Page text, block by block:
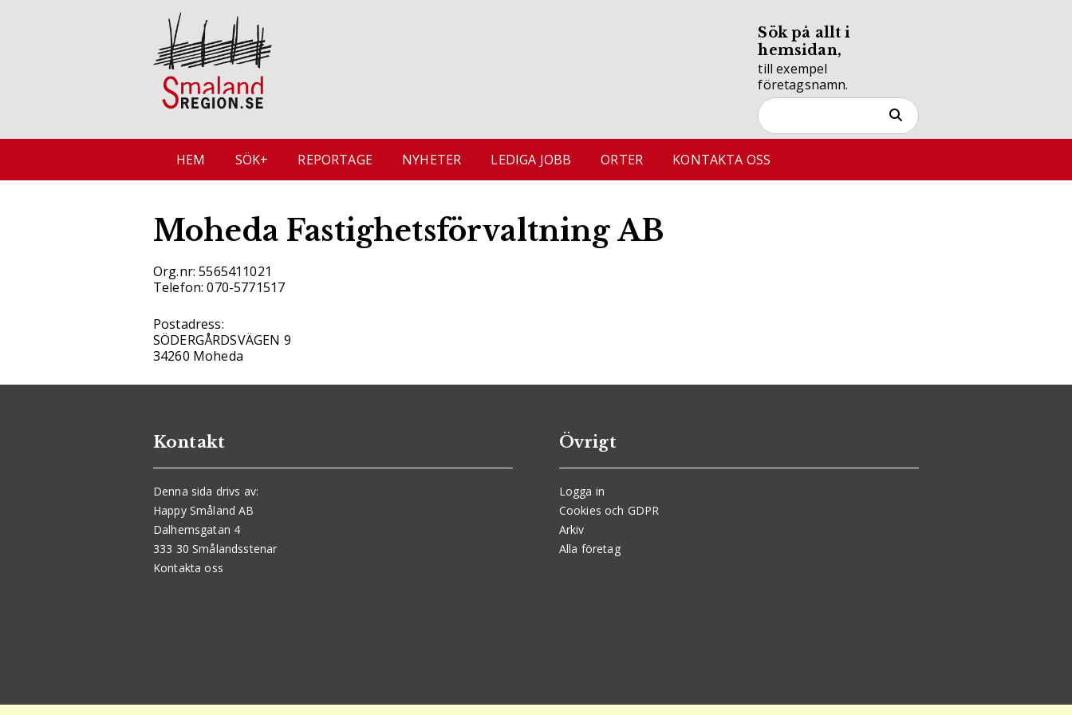
Sök på allt i
hemsidan,
till exempel
företagsnamn.
HEM SÖK+ REPORTAGE NYHETER LEDIGA JOBB ORTER KONTAKTA OSS
Moheda Fastighetsförvaltning AB
Org.nr: 5565411021
Telefon: 070-5771517
Postadress:
SÖDERGÅRDSVÄGEN 9
34260 Moheda
Kontakt
Denna sida drivs av:
Happy Småland AB
Dalhemsgatan 4
333 30 Smålandsstenar
Kontakta oss
Övrigt
Logga in
Cookies och GDPR
Arkiv
Alla företag